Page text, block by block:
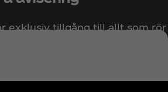
exklusiv tillgång till allt som rör